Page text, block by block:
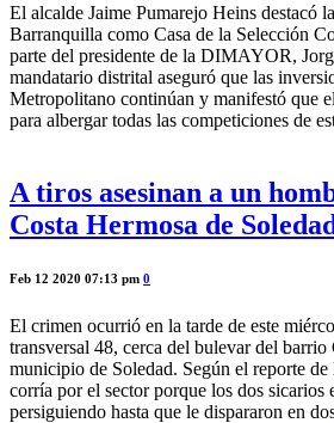
El alcalde Jaime Pumarejo Heins destacó
Barranquilla como Casa de la Selección
parte del presidente de la DIMAYOR,
mandatario distrital aseguró que las
Metropolitano continúan y manifestó que
para albergar todas las competiciones de
A tiros asesinan a un
Costa Hermosa de
Feb 12 2020 07:13 pm 0
El crimen ocurrió en la tarde de este
transversal 48, cerca del bulevar del barrio
municipio de Soledad. Según el reporte
corría por el sector porque los dos sicarios
persiguiendo hasta que le dispararon en